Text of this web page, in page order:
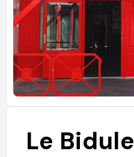
Le Bidule